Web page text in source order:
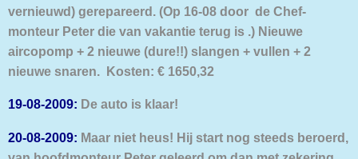
vernieuwd) gerepareerd. (Op 16-08 door de Chef-
monteur Peter die van vakantie terug is .) Nieuwe
aircopomp + 2 nieuwe (dure!!) slangen + vullen + 2
nieuwe snaren. Kosten: € 1650,32
19-08-2009: De auto is klaar!
20-08-2009: Maar niet heus! Hij start nog steeds beroerd,